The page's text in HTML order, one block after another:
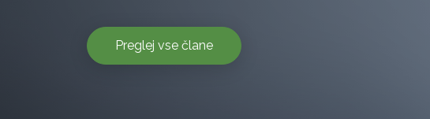
Preglej vse člane